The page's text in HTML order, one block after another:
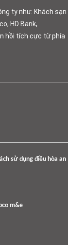
ty như: Khách sạn
HD Bank,
hồi tích cực từ phía
sử dụng điều hòa an
m&e